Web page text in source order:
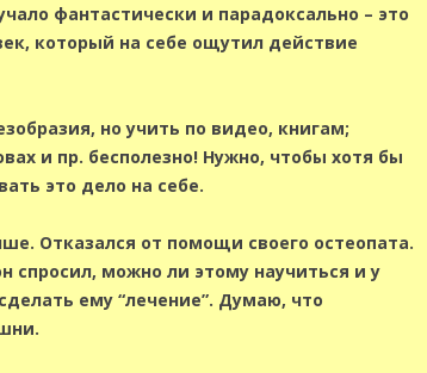
фантастически и парадоксально – это
который на себе ощутил действие
но учить по видео, книгам;
и пр. бесполезно! Нужно, чтобы хотя бы
это дело на себе.
Отказался от помощи своего остеопата.
спросил, можно ли этому научиться и у
ему “лечение”. Думаю, что